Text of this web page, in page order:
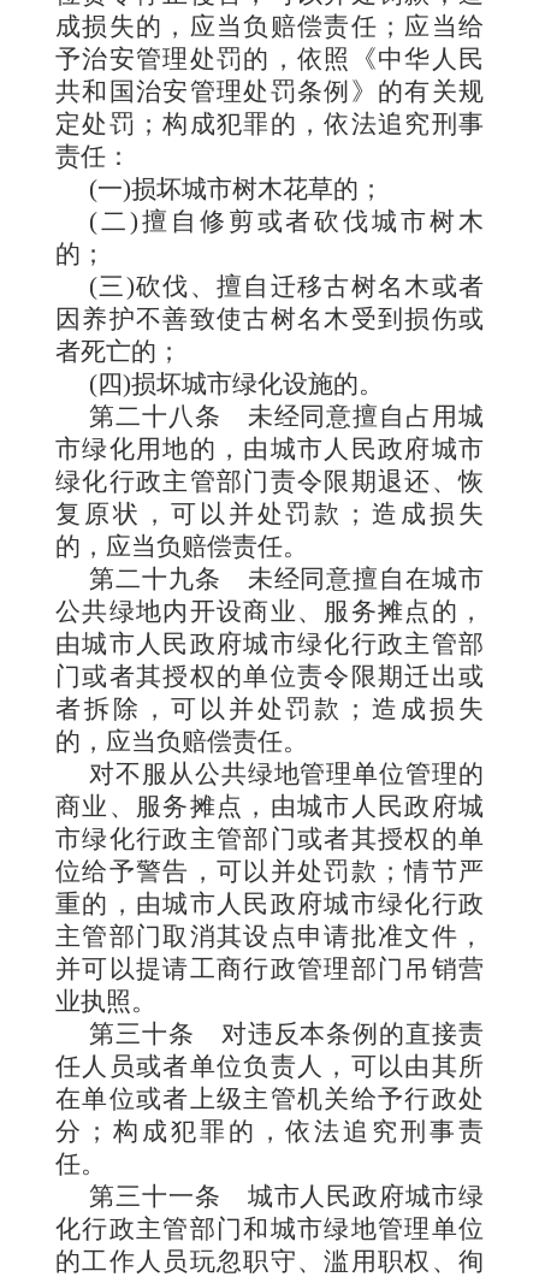
成损失的，应当负赔偿责任；应当给
予治安管理处罚的，依照《中华人民
共和国治安管理处罚条例》的有关规
定处罚；构成犯罪的，依法追究刑事
责任：
(一)损坏城市树木花草的；
(二)擅自修剪或者砍伐城市树木
的；
(三)砍伐、擅自迁移古树名木或者
因养护不善致使古树名木受到损伤或
者死亡的；
(四)损坏城市绿化设施的。
第二十八条 未经同意擅自占用城
市绿化用地的，由城市人民政府城市
绿化行政主管部门责令限期退还、恢
复原状，可以并处罚款；造成损失
的，应当负赔偿责任。
第二十九条 未经同意擅自在城市
公共绿地内开设商业、服务摊点的，
由城市人民政府城市绿化行政主管部
门或者其授权的单位责令限期迁出或
者拆除，可以并处罚款；造成损失
的，应当负赔偿责任。
对不服从公共绿地管理单位管理的
商业、服务摊点，由城市人民政府城
市绿化行政主管部门或者其授权的单
位给予警告，可以并处罚款；情节严
重的，由城市人民政府城市绿化行政
主管部门取消其设点申请批准文件，
并可以提请工商行政管理部门吊销营
业执照。
第三十条 对违反本条例的直接责
任人员或者单位负责人，可以由其所
在单位或者上级主管机关给予行政处
分；构成犯罪的，依法追究刑事责
任。
第三十一条 城市人民政府城市绿
化行政主管部门和城市绿地管理单位
的工作人员玩忽职守、滥用职权、徇